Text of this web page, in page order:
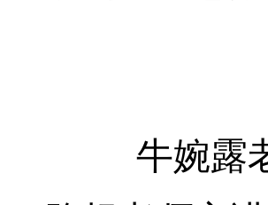
牛婉露